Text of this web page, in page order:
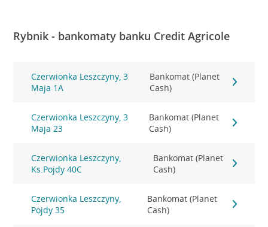
Rybnik - bankomaty banku Credit Agricole
Czerwionka Leszczyny, 3
Maja 1A
Bankomat (Planet
Cash)
Czerwionka Leszczyny, 3
Maja 23
Bankomat (Planet
Cash)
Czerwionka Leszczyny,
Ks.Pojdy 40C
Bankomat (Planet
Cash)
Czerwionka Leszczyny,
Pojdy 35
Bankomat (Planet
Cash)